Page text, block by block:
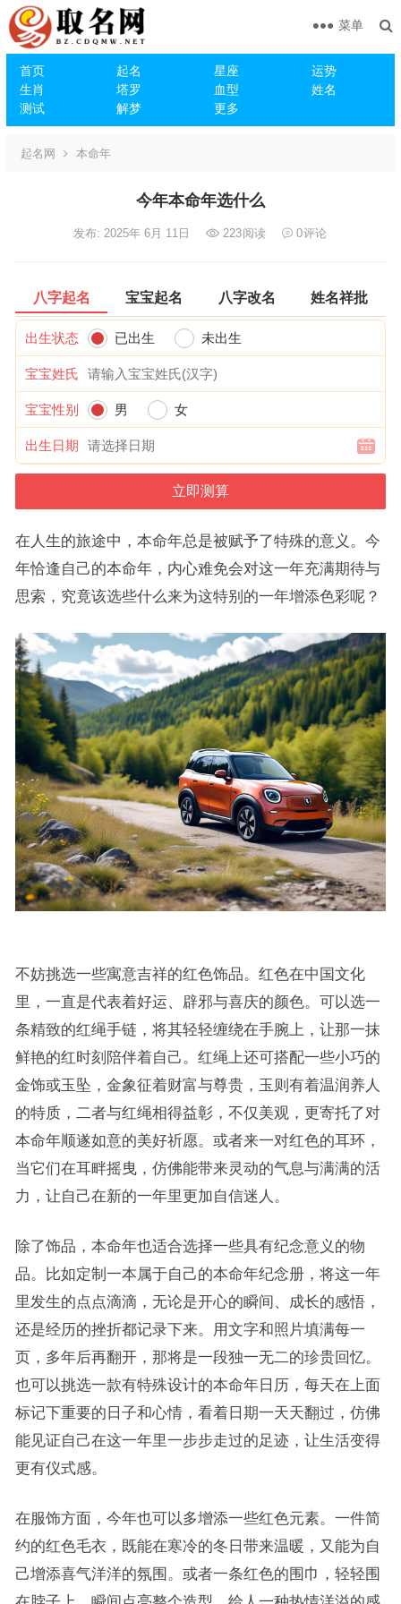
首页 起名 星座
运势
生肖
塔罗 血型
姓名
测试
解梦 更多
菜单
起名网 本命年
今年本命年选什么
发布: 2025年 6月 11日 223阅读 0评论
八字起名 宝宝起名 八字改名 姓名祥批
出生状态 已出生 未出生
宝宝姓氏
宝宝性别 男 女
出生日期
在人生的旅途中，本命年总是被赋予了特殊的意义。今
年恰逢自己的本命年，内心难免会对这一年充满期待与
思索，究竟该选些什么来为这特别的一年增添色彩呢？
不妨挑选一些寓意吉祥的红色饰品。红色在中国文化
里，一直是代表着好运、辟邪与喜庆的颜色。可以选一
条精致的红绳手链，将其轻轻缠绕在手腕上，让那一抹
鲜艳的红时刻陪伴着自己。红绳上还可搭配一些小巧的
金饰或玉坠，金象征着财富与尊贵，玉则有着温润养人
的特质，二者与红绳相得益彰，不仅美观，更寄托了对
本命年顺遂如意的美好祈愿。或者来一对红色的耳环，
当它们在耳畔摇曳，仿佛能带来灵动的气息与满满的活
力，让自己在新的一年里更加自信迷人。
除了饰品，本命年也适合选择一些具有纪念意义的物
品。比如定制一本属于自己的本命年纪念册，将这一年
里发生的点点滴滴，无论是开心的瞬间、成长的感悟，
还是经历的挫折都记录下来。用文字和照片填满每一
页，多年后再翻开，那将是一段独一无二的珍贵回忆。
也可以挑选一款有特殊设计的本命年日历，每天在上面
标记下重要的日子和心情，看着日期一天天翻过，仿佛
能见证自己在这一年里一步步走过的足迹，让生活变得
更有仪式感。
在服饰方面，今年也可以多增添一些红色元素。一件简
约的红色毛衣，既能在寒冷的冬日带来温暖，又能为自
己增添喜气洋洋的氛围。或者一条红色的围巾，轻轻围